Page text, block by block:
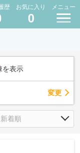
歴 お気に入り
0
メニュー
を表示
変更